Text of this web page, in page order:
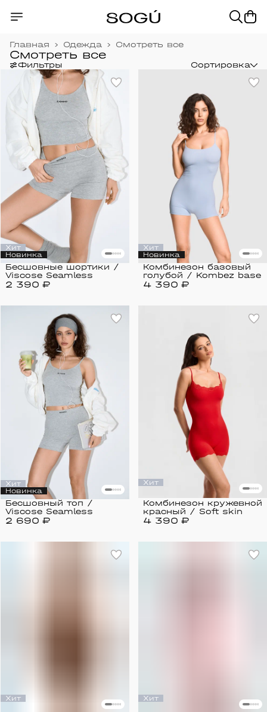
Смотреть все
Одежда ›
Главная ›
Смотреть все
Фильтры Сортировка
Хит
Новинка
2 390 ₽
Бесшовные шортики /
Viscose Seamless
Хит
Новинка
4 390 ₽
Комбинезон базовый
голубой / Kombez base
Хит
Новинка
2 690 ₽
Бесшовный топ /
Viscose Seamless
Хит
4 390 ₽
Комбинезон кружевной
красный / Soft skin
Хит Хит